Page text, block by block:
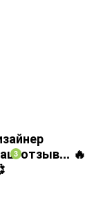
отзыв... 🔥
3